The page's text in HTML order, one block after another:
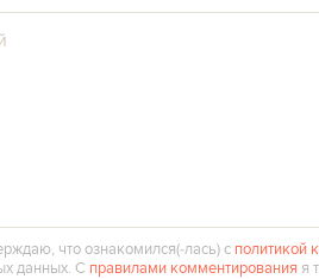
что ознакомился(‑лась) с политикой
данных. С правилами комментирования я